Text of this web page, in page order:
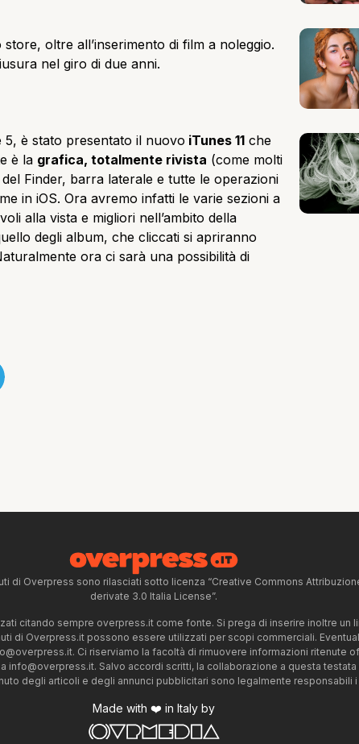
oltre all’inserimento di film a noleggio.
nel giro di due anni.
5, è stato presentato il nuovo iTunes 11 che
è la grafica, totalmente rivista (come molti
Finder, barra laterale e tutte le operazioni
in iOS. Ora avremo infatti le varie sezioni a
alla vista e migliori nell’ambito della
degli album, che cliccati si apriranno
ora ci sarà una possibilità di
di Overpress sono rilasciati sotto licenza “Creative Commons
derivate 3.0 Italia License”.
citando sempre overpress.it come fonte. Si prega di inserire inoltre un
di Overpress.it possono essere utilizzati per scopi commerciali.
. Ci riserviamo la facoltà di rimuovere informazioni ritenute
info@overpress.it. Salvo accordi scritti, la collaborazione a questa
degli articoli e degli annunci pubblicitari sono legalmente responsabili
Made with ❤️ in Italy by